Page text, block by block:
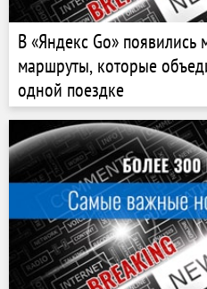
В «Яндекс Go» появились
маршруты, которые
одной поездке